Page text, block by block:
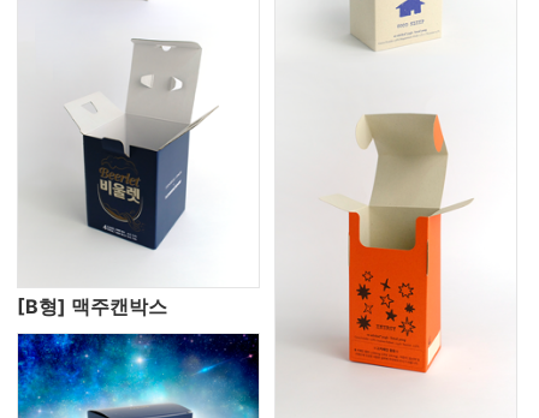
[B형] 맥주캔박스